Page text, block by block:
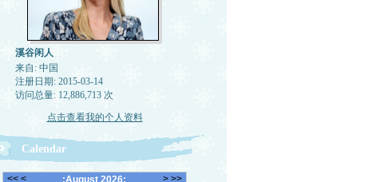
溪谷闲人
来自: 中国
注册日期: 2015-03-14
访问总量: 12,886,713 次
点击查看我的个人资料
Calendar